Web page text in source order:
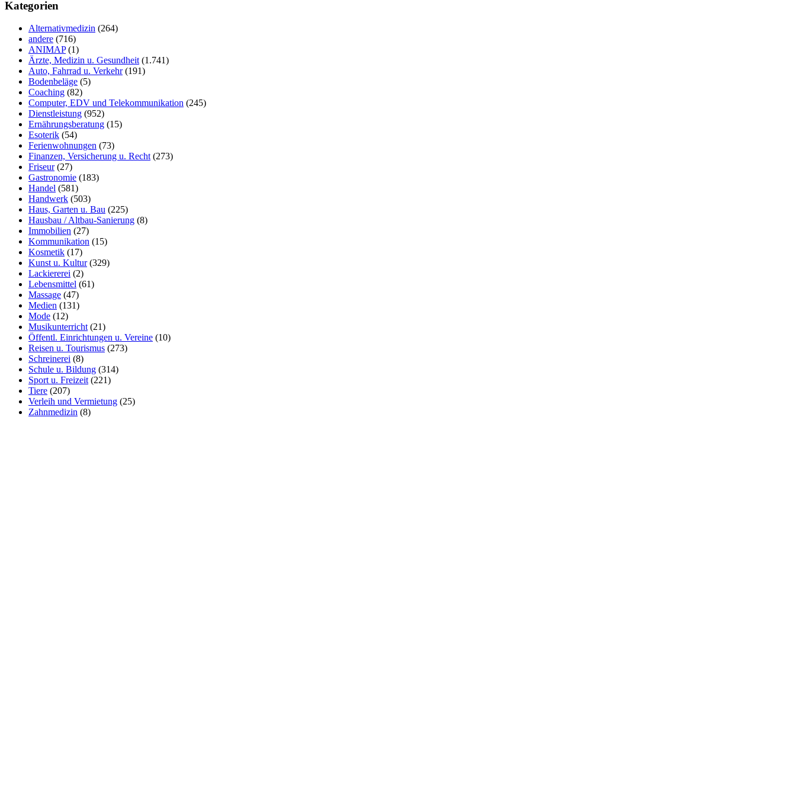
Kategorien
Alternativmedizin (264)
andere (716)
ANIMAP(1)
Ärzte, Medizin u. Gesundheit (1.741)
Auto, Fahrrad u. Verkehr(191)
Bodenbeläge (5)
Coaching (82)
Computer, EDV und Telekommunikation (245)
Dienstleistung (952)
Ernährungsberatung (15)
Esoterik (54)
Ferienwohnungen (73)
Finanzen, Versicherung u. Recht (273)
Friseur(27)
Gastronomie (183)
Handel (581)
Handwerk (503)
Haus, Garten u. Bau (225)
Hausbau / Altbau-Sanierung (8)
Immobilien (27)
Kommunikation (15)
Kosmetik (17)
Kunst u. Kultur(329)
Lackiererei (2)
Lebensmittel (61)
Massage (47)
Medien (131)
Mode (12)
Musikunterricht (21)
Öffentl. Einrichtungen u. Vereine (10)
Reisen u. Tourismus (273)
Schreinerei (8)
Schule u. Bildung (314)
Sport u. Freizeit (221)
Tiere (207)
Verleih und Vermietung (25)
Zahnmedizin (8)